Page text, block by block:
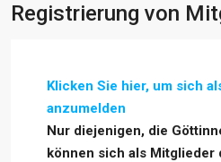
Registrierung von
Klicken Sie hier, um sich
anzumelden
Nur diejenigen, die
können sich als Mitglieder